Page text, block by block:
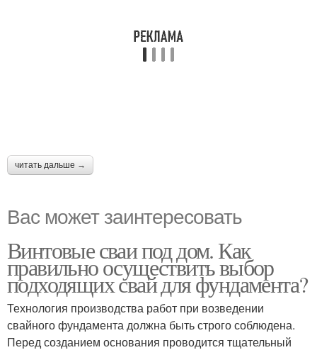
читать дальше →
Вас может заинтересовать
Винтовые сваи под дом. Как
правильно осуществить выбор
подходящих свай для фундамента?
Технология производства работ при возведении
свайного фундамента должна быть строго соблюдена.
Перед созданием основания проводится тщательный